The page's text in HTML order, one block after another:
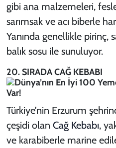
gibi ana malzemeleri,
sarımsak ve acı biberle
Yanında genellikle pirinç,
balık sosu ile sunuluyor.
20. SIRADA CAĞ KEBABI
Türkiye’nin Erzurum
çeşidi olan Cağ Kebabı,
ve karabiberle marine